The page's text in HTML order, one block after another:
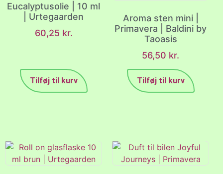
Eucalyptusolie | 10 ml
| Urtegaarden
60,25 kr.
Tilføj til kurv
Aroma sten mini |
Primavera | Baldini by
Taoasis
56,50 kr.
Tilføj til kurv